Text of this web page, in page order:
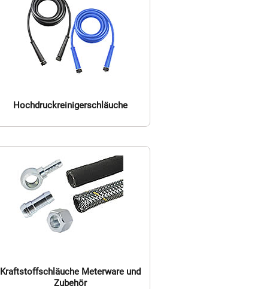
Hochdruckreinigerschläuche
Kraftstoffschläuche Meterware und
Zubehör